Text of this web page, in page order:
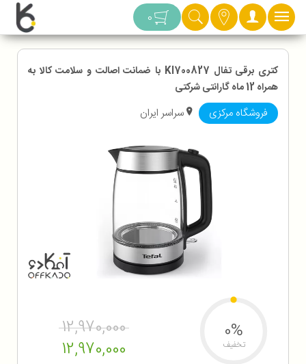
دسته بندی 0
کتری برقی تفال Kl700827 با ضمانت اصالت و سلامت کالا به
همراه 12 ماه گارانتی شرکتی
فروشگاه مرکزی سراسر ایران
12,970,000
12,970,000
0%
تخفیف